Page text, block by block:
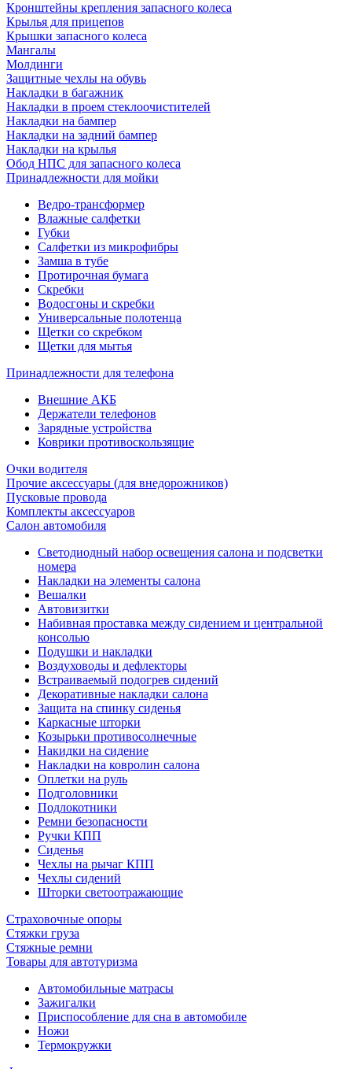
Кронштейны крепления запасного колеса
Крылья для прицепов
Крышки запасного колеса
Мангалы
Молдинги
Защитные чехлы на обувь
Накладки в багажник
Накладки в проем стеклоочистителей
Накладки на бампер
Накладки на задний бампер
Накладки на крылья
Обод НПС для запасного колеса
Принадлежности для мойки
Ведро-трансформер
Влажные салфетки
Губки
Салфетки из микрофибры
Замша в тубе
Протирочная бумага
Скребки
Водосгоны и скребки
Универсальные полотенца
Щетки со скребком
Щетки для мытья
Принадлежности для телефона
Внешние АКБ
Держатели телефонов
Зарядные устройства
Коврики противоскользящие
Очки водителя
Прочие аксессуары (для внедорожников)
Пусковые провода
Комплекты аксессуаров
Салон автомобиля
Светодиодный набор освещения салона и подсветки
номера
Накладки на элементы салона
Вешалки
Автовизитки
Набивная проставка между сидением и центральной
консолью
Подушки и накладки
Воздуховоды и дефлекторы
Встраиваемый подогрев сидений
Декоративные накладки салона
Защита на спинку сиденья
Каркасные шторки
Козырьки противосолнечные
Накидки на сидение
Накладки на ковролин салона
Оплетки на руль
Подголовники
Подлокотники
Ремни безопасности
Ручки КПП
Сиденья
Чехлы на рычаг КПП
Чехлы сидений
Шторки светоотражающие
Страховочные опоры
Стяжки груза
Стяжные ремни
Товары для автотуризма
Автомобильные матрасы
Зажигалки
Приспособление для сна в автомобиле
Ножи
Термокружки